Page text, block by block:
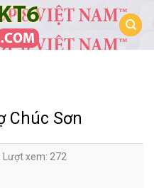
Chúc Sơn
xem: 272